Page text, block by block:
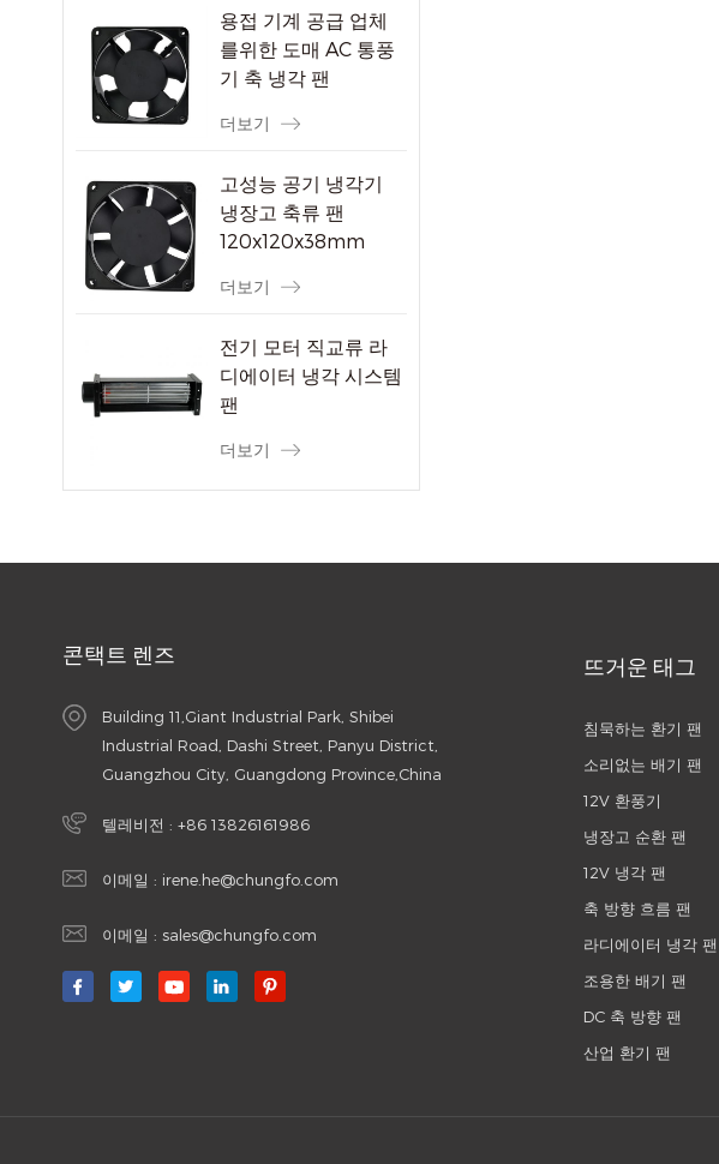
용접 기계 공급 업체
를위한 도매 AC 통풍
기 축 냉각 팬
더보기
고성능 공기 냉각기
냉장고 축류 팬
120x120x38mm
더보기
전기 모터 직교류 라
디에이터 냉각 시스템
팬
더보기
콘택트 렌즈
Building 11,Giant Industrial Park, Shibei
Industrial Road, Dashi Street, Panyu District,
Guangzhou City, Guangdong Province,China
텔레비전 : +86 13826161986
이메일 : irene.he@chungfo.com
이메일 : sales@chungfo.com
뜨거운 태그
침묵하는 환기 팬
소리없는 배기 팬
12V 환풍기
냉장고 순환 팬
12V 냉각 팬
축 방향 흐름 팬
라디에이터 냉각 팬
조용한 배기 팬
DC 축 방향 팬
산업 환기 팬